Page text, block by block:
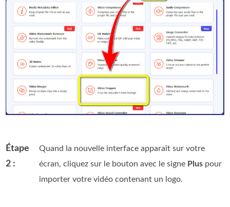
Étape
2 :
Quand la nouvelle interface apparaît sur votre
écran, cliquez sur le bouton avec le signe Plus pour
importer votre vidéo contenant un logo.